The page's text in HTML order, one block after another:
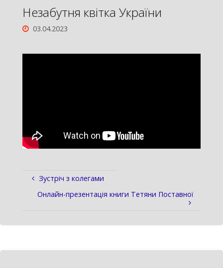
Незабутня квітка України
03.04.2023
Зустріч з колегами
Онлайн-презентація книги Тетяни Поставної